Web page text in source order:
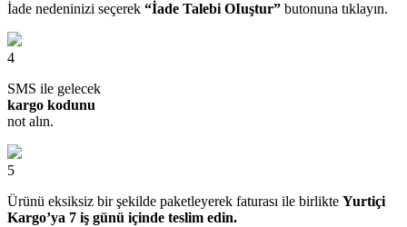
İade nedeninizi seçerek “İade Talebi OIuştur” butonuna tıklayın.
4
SMS ile gelecek
kargo kodunu
not alın.
5
Ürünü eksiksiz bir şekilde paketleyerek faturası ile birlikte Yurtiçi
Kargo’ya 7 iş günü içinde teslim edin.